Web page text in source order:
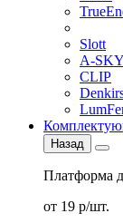
Slott
A-SKY
CLIP
Назад
Платформа
от 19 р/шт.